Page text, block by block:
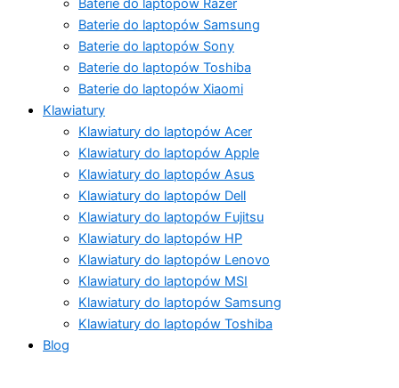
Baterie do laptopów Razer
Baterie do laptopów Samsung
Baterie do laptopów Sony
Baterie do laptopów Toshiba
Baterie do laptopów Xiaomi
Klawiatury
Klawiatury do laptopów Acer
Klawiatury do laptopów Apple
Klawiatury do laptopów Asus
Klawiatury do laptopów Dell
Klawiatury do laptopów Fujitsu
Klawiatury do laptopów HP
Klawiatury do laptopów Lenovo
Klawiatury do laptopów MSI
Klawiatury do laptopów Samsung
Klawiatury do laptopów Toshiba
Blog